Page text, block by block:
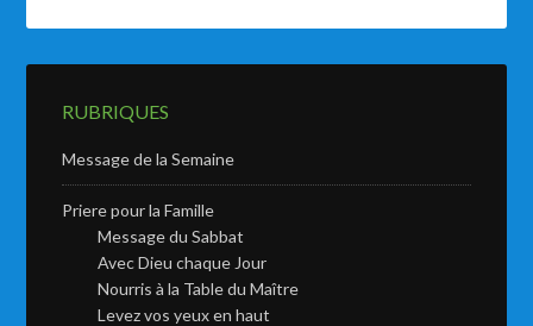
RUBRIQUES
Message de la Semaine
Priere pour la Famille
Message du Sabbat
Avec Dieu chaque Jour
Nourris à la Table du Maître
Levez vos yeux en haut